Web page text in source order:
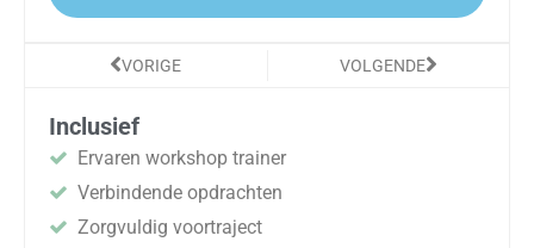
Vorige
VORIGE VOLGENDEVolgende
Inclusief
Ervaren workshop trainer
Verbindende opdrachten
Zorgvuldig voortraject